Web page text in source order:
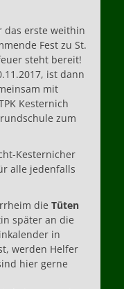
das erste weithin
Fest zu St.
steht bereit!
ist dann
mit
Kesternich
zum
Kesternicher
alle jedenfalls
die Tüten
später an die
in
werden Helfer
hier gerne